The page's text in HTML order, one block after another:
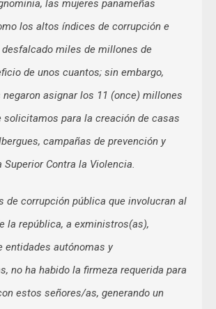
las mujeres panameñas
los altos índices de corrupción e
miles de millones de
de unos cuantos; sin embargo,
asignar los 11 (once) millones
solicitamos para la creación de casas
campañas de prevención y
Contra la Violencia.
de corrupción pública que involucran al
la república, a exministros(as),
entidades autónomas y
no ha habido la firmeza requerida para
estos señores/as, generando un